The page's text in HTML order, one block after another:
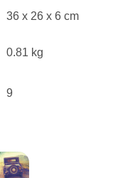
36 x 26 x 6 cm
0.81 kg
9